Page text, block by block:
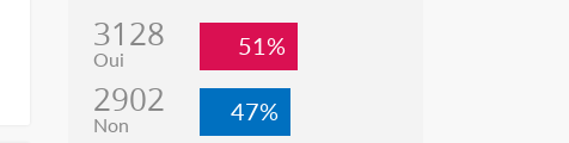
3128
Oui 51%
2902
Non 47%